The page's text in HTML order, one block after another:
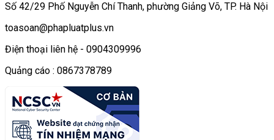
Số 42/29 Phố Nguyễn Chí Thanh, phường Giảng Võ, TP. Hà Nội
toasoan@phapluatplus.vn
Điện thoại liên hệ - 0904309996
Quảng cáo : 0867378789